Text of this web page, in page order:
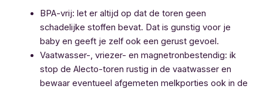
BPA-vrij: let er altijd op dat de toren geen
schadelijke stoffen bevat. Dat is gunstig voor je
baby en geeft je zelf ook een gerust gevoel.
Vaatwasser-, vriezer- en magnetronbestendig: ik
stop de Alecto-toren rustig in de vaatwasser en
bewaar eventueel afgemeten melkporties ook in de